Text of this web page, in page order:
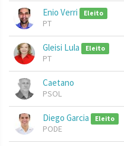
Enio Verri Eleito
PT
Gleisi Lula Eleito
PT
Caetano
PSOL
Diego Garcia Eleito
PODE